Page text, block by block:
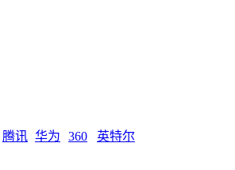
腾讯 华为 360
英特尔